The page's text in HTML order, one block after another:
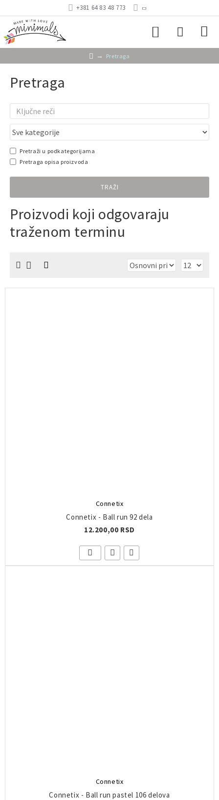
+381 64 83 48 773
Pretraga
Pretraga
Pretraži u podkategorijama
Pretraga opisa proizvoda
TRAŽI
Proizvodi koji odgovaraju
traženom terminu
Connetix
Connetix - Ball run 92 dela
12.200,00 RSD
Connetix
Connetix - Ball run pastel 106 delova